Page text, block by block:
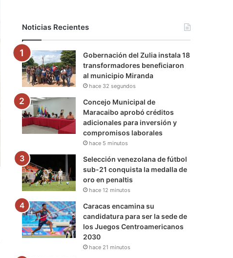
o
k
r
e
r
a
m
a
m
Noticias Recientes
Gobernación del Zulia instala 18
transformadores beneficiaron
al municipio Miranda
hace 32 segundos
Concejo Municipal de
Maracaibo aprobó créditos
adicionales para inversión y
compromisos laborales
hace 5 minutos
Selección venezolana de fútbol
sub-21 conquista la medalla de
oro en penaltis
hace 12 minutos
Caracas encamina su
candidatura para ser la sede de
los Juegos Centroamericanos
2030
hace 21 minutos